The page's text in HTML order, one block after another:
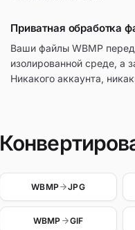
Приватная обработка
Ваши файлы WBMP
изолированной среде, а
Никакого аккаунта,
WBMP JPG
WBMP GIF